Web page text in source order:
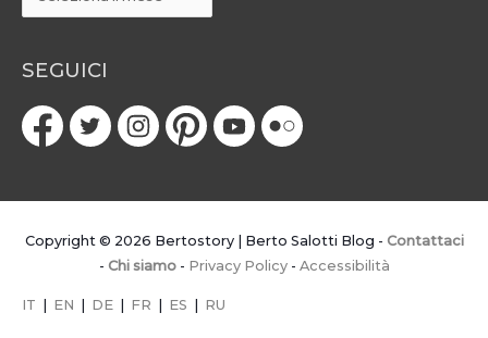
SEGUICI
Copyright © 2026 Bertostory | Berto Salotti Blog - Contattaci
- Chi siamo- Privacy Policy- Accessibilità
IT EN DE FR ES RU